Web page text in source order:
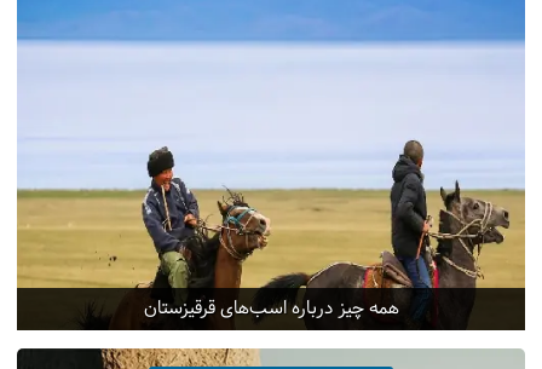
همه چیز درباره اسب‌های قرقیزستان